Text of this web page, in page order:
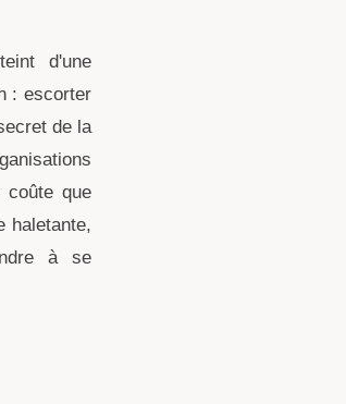
d'une
: escorter
de la
coûte que
haletante,
à se